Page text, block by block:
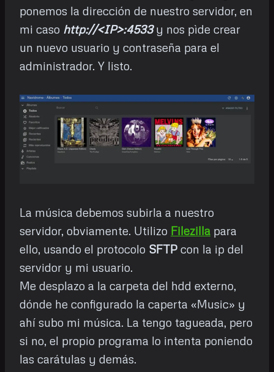
ponemos la dirección de nuestro servidor, en
mi caso http://<IP>:4533y nos pìde crear
un nuevo usuario y contraseña para el
administrador. Y listo.
La música debemos subirla a nuestro
servidor, obviamente. Utilizo Filezilla para
ello, usando el protocolo SFTP con la ip del
servidor y mi usuario.
Me desplazo a la carpeta del hdd externo,
dónde he configurado la caperta «Music» y
ahí subo mi música. La tengo tagueada, pero
si no, el propio programa lo intenta poniendo
las carátulas y demás.